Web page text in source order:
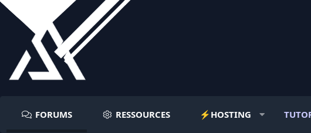
FORUMS RESSOURCES ⚡️HOSTING